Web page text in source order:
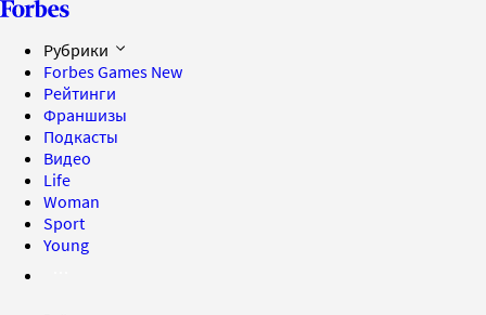
Рубрики
Forbes Games New
Рейтинги
Франшизы
Подкасты
Видео
Life
Woman
Sport
Young